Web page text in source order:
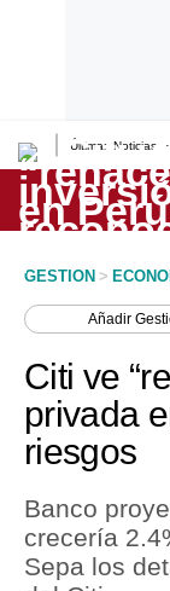
Últimas Noticias
Lo último
Peru Quiosco
Economía
Mercados
Política
Tu Dinero
GESTION >
Añadir
Citi ve
privada
riesgos
Banco
crecería
Sepa los